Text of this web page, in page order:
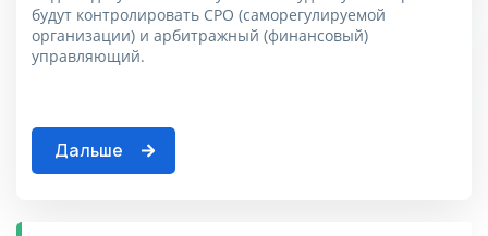
будут контролировать СРО (саморегулируемой
организации) и арбитражный (финансовый)
управляющий.
Дальше
Имя
Ваша заявка принята!
фиксируется в договоре.
Оставьте свой номер
телефона
Имя
Спасибо вы помогли